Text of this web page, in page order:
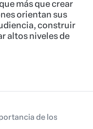
más que crear
orientan sus
construir
altos niveles de
de los